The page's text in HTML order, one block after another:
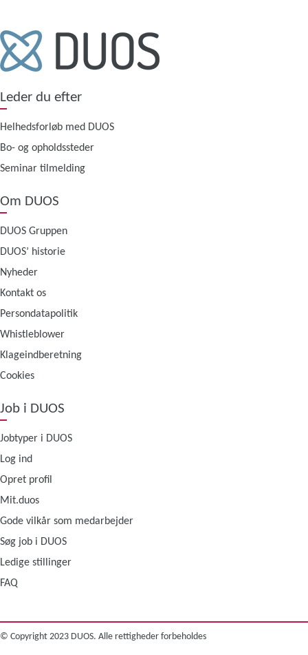
Leder du efter
Helhedsforløb med DUOS
Bo- og opholdssteder
Seminar tilmelding
Om DUOS
DUOS Gruppen
DUOS’ historie
Nyheder
Kontakt os
Persondatapolitik
Whistleblower
Klageindberetning
Cookies
Job i DUOS
Jobtyper i DUOS
Log ind
Opret profil
Mit.duos
Gode vilkår som medarbejder
Søg job i DUOS
Ledige stillinger
FAQ
© Copyright 2023 DUOS. Alle rettigheder forbeholdes